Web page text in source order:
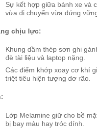
Sự kết hợp giữa bánh xe và
vừa di chuyển vừa đứng
chịu lực:
Khung dầm thép sơn ghi
đè tài liệu và laptop nặng.
Các điểm khớp xoay cơ khí
triệt tiêu hiện tượng dơ rão.
Lớp Melamine giữ cho bề
bị bay màu hay tróc dính.